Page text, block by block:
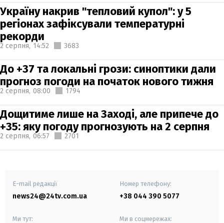
Україну накрив "тепловий купол": у 5
регіонах зафіксували температурні
рекорди
2 серпня, 14:52 3683
До +37 та локальні грози: синоптики дали
прогноз погоди на початок нового тижня
2 серпня, 08:00 1794
Дощитиме лише на Заході, але припече до
+35: яку погоду прогнозують на 2 серпня
2 серпня, 06:57 2701
E-mail редакції
news24@24tv.com.ua
Номер телефону:
+38 044 390 5077
Ми тут: Ми в соцмережах: